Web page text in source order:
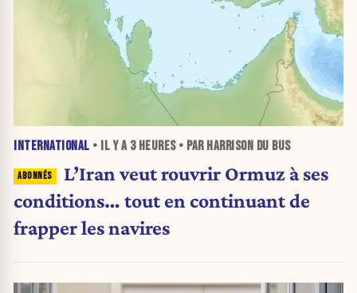
INTERNATIONAL • IL Y A 3 HEURES• PAR HARRISON DU BUS
L’Iran veut rouvrir Ormuz à ses
conditions… tout en continuant de
frapper les navires